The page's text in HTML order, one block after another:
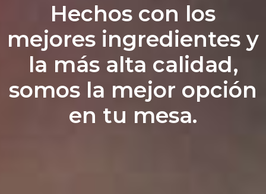
Hechos con los
mejores ingredientes y
la más alta calidad,
somos la mejor opción
en tu mesa.